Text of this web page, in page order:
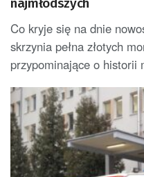
najmłodszych
Co kryje się na dnie
skrzynia pełna złotych
przypominające o historii